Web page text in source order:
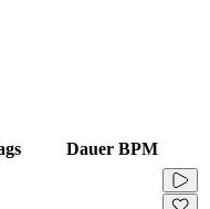
Dauer BPM